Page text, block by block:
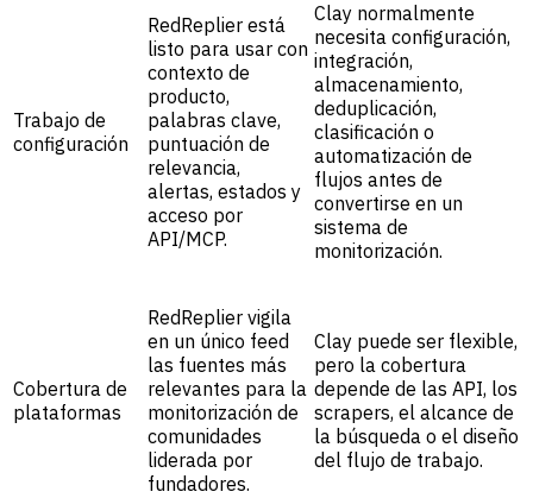
Trabajo de
configuración
RedReplier está
listo para usar con
contexto de
producto,
palabras clave,
puntuación de
relevancia,
alertas, estados y
acceso por
API/MCP.
Clay normalmente
necesita configuración,
integración,
almacenamiento,
deduplicación,
clasificación o
automatización de
flujos antes de
convertirse en un
sistema de
monitorización.
Cobertura de
plataformas
RedReplier vigila
en un único feed
las fuentes más
relevantes para la
monitorización de
comunidades
liderada por
fundadores.
Clay puede ser flexible,
pero la cobertura
depende de las API, los
scrapers, el alcance de
la búsqueda o el diseño
del flujo de trabajo.